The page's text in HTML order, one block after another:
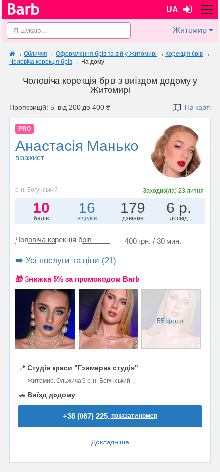
UA
Житомир
→ Обличчя → Оформлення брів та вій у Житомирі → Корекція брів →
Чоловіча корекція брів → На дому
Чоловіча корекція брів з виїздом додому у
Житомирі
Пропозицій: 5, від 200 до 400 ₴ На карті
PRO
Анастасія Манько
візажист
р-н. Богунський Заходив(ла) 23 липня
10
балів
16
відгуків
179
дзвінків
6 р.
досвід
Чоловіча корекція брів 400 грн. / 30 мин.
➡️ Усі послуги та ціни (21)
🎁 Знижка 5% за промокодом Barb
55 фото
📍 Студія краси "Гримерна студія"
Житомир, Ольжича 9 р-н. Богунський
🚗 Виїзд додому
+38 (067) 225..показати номер
Докладніше